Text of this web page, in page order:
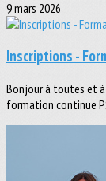
9 mars 2026
Inscriptions -
Bonjour à toutes et à
formation continue